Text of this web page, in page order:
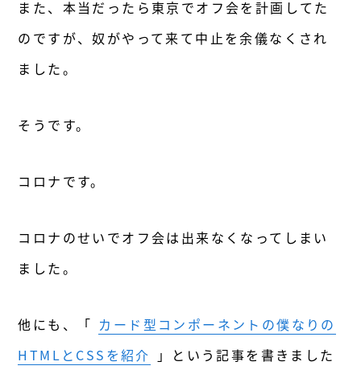
また、本当だったら東京でオフ会を計画してた
のですが、奴がやって来て中止を余儀なくされ
ました。
そうです。
コロナです。
コロナのせいでオフ会は出来なくなってしまい
ました。
他にも、「 カード型コンポーネントの僕なりの
HTMLとCSSを紹介
」という記事を書きました